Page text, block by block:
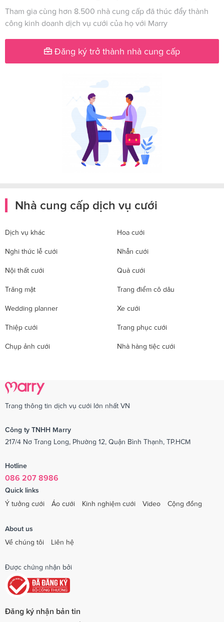
Tham gia cùng hơn 8.500 nhà cung cấp đã thúc đẩy thành
công kinh doanh dịch vụ cưới của họ với Marry
Đăng ký trở thành nhà cung cấp
Nhà cung cấp dịch vụ cưới
Dịch vụ khác Hoa cưới
Nghi thức lễ cưới Nhẫn cưới
Nội thất cưới Quà cưới
Trăng mật Trang điểm cô dâu
Wedding planner Xe cưới
Thiệp cưới Trang phục cưới
Chụp ảnh cưới Nhà hàng tiệc cưới
Trang thông tin dịch vụ cưới lớn nhất VN
Công ty TNHH Marry
217/4 Nơ Trang Long, Phường 12, Quận Bình Thạnh, TP.HCM
Hotline
086 207 8986
Quick links
Ý tưởng cưới
Áo cưới Kinh nghiệm cưới Video Cộng đồng
About us
Về chúng tôi
Liên hệ
Được chứng nhận bởi
Đăng ký nhận bản tin